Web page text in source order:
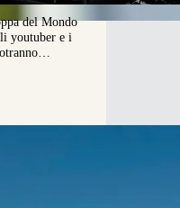
del Mondo
youtuber e i